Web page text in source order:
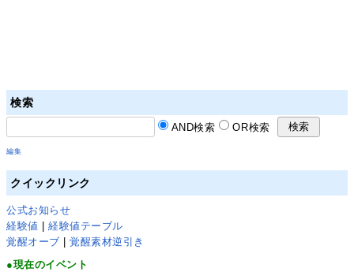
検索
AND検索 OR検索
編集
クイックリンク
公式お知らせ
経験値 |経験値テーブル
覚醒オーブ |覚醒素材逆引き
●現在のイベント